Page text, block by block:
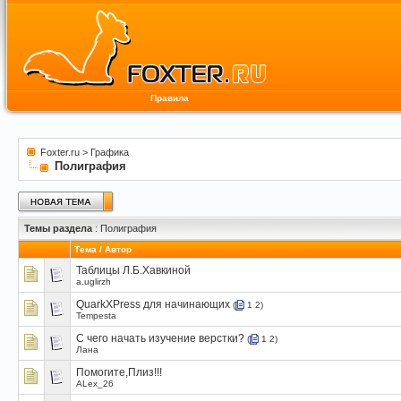
Правила
Foxter.ru > Графика
Полиграфия
Темы раздела : Полиграфия
Тема / Автор
Таблицы Л.Б.Хавкиной
a.uglirzh
QuarkXPress для начинающих ( 1 2)
Tempesta
С чего начать изучение верстки? ( 1 2)
Лана
Помогите,Плиз!!!
ALex_26